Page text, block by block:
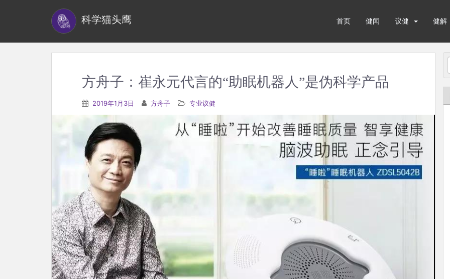
科学猫头鹰 首页 健闻 议健 健解
方舟子：崔永元代言的“助眠机器人”是伪科学产品
2019年1月3日 方舟子 专业议健